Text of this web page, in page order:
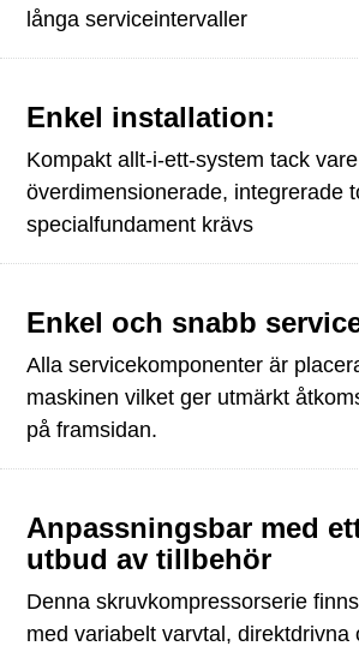
långa serviceintervaller
Enkel installation:
Kompakt allt-i-ett-system tack
överdimensionerade, integrerade
specialfundament krävs
Enkel och snabb
Alla servicekomponenter är
maskinen vilket ger utmärkt
på framsidan.
Anpassningsbar med
utbud av tillbehör
Denna skruvkompressorserie
med variabelt varvtal, direktdrivna